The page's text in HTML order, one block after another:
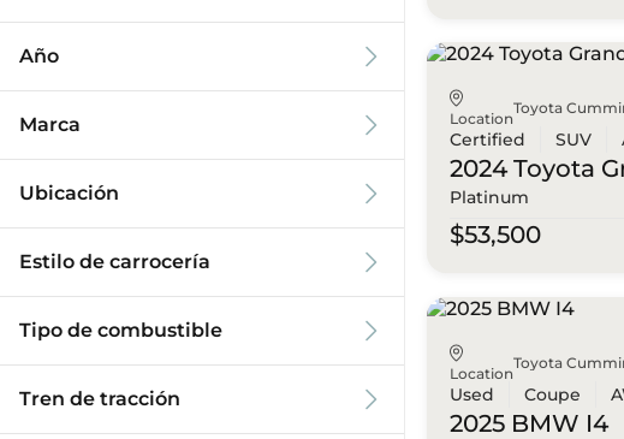
Año
Marca
Ubicación
Estilo de carrocería
Tipo de combustible
Tren de tracción
Location
Toyota
Certified SUV
2024 Toyota
Platinum
$53,500
Location
Toyota
Used Coupe
2025 BMW I4